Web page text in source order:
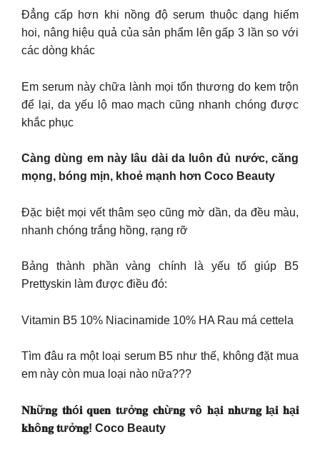
Đẳng cấp hơn khi nồng độ serum thuộc dạng hiếm
hoi, nâng hiệu quả của sản phẩm lên gấp 3 lần so với
các dòng khác
Em serum này chữa lành mọi tổn thương do kem trộn
để lại, da yếu lộ mao mạch cũng nhanh chóng được
khắc phục
Càng dùng em này lâu dài da luôn đủ nước, căng
mọng, bóng mịn, khoẻ mạnh hơn Coco Beauty
Đặc biệt mọi vết thâm sẹo cũng mờ dần, da đều màu,
nhanh chóng trắng hồng, rạng rỡ
Bảng thành phần vàng chính là yếu tố giúp B5
Prettyskin làm được điều đó:
Vitamin B5 10% Niacinamide 10% HA Rau má cettela
Tìm đâu ra một loại serum B5 như thế, không đặt mua
em này còn mua loại nào nữa???
𝐍𝐡ữ𝐧𝐠 𝐭𝐡ó𝐢 𝐪𝐮𝐞𝐧 𝐭ưở𝐧𝐠 𝐜𝐡ừ𝐧𝐠 𝐯ô 𝐡ạ𝐢 𝐧𝐡ư𝐧𝐠 𝐥ạ𝐢 𝐡ạ𝐢
𝐤𝐡ô𝐧𝐠 𝐭ưở𝐧𝐠! Coco Beauty